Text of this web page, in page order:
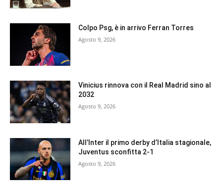
Colpo Psg, è in arrivo Ferran Torres
Agosto 9, 2026
Vinicius rinnova con il Real Madrid sino al
2032
Agosto 9, 2026
All’Inter il primo derby d’Italia stagionale,
Juventus sconfitta 2-1
Agosto 9, 2026